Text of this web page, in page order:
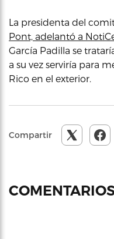
La presidenta del
Pont, adelantó a
García Padilla se
a su vez serviría para
Rico en el exterior.
Compartir